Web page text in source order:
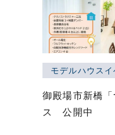
モデルハウス
御殿場市新橋
ス 公開中